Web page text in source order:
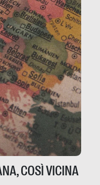
COSÌ VICINA